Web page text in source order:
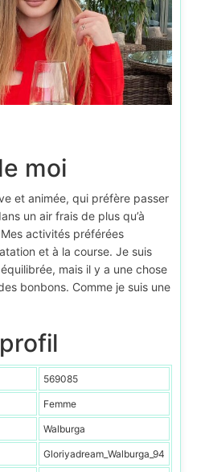
moi
et animée, qui préfère passer
un air frais de plus qu’à
activités préférées
et à la course. Je suis
mais il y a une chose
bonbons. Comme je suis une
569085
Femme
Walburga
Gloriyadream_Walburga_94